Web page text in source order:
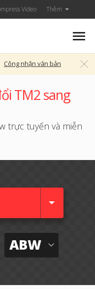
Video Thêm
Công nhận văn bản
TM2 sang
trực tuyến và miễn
ABW